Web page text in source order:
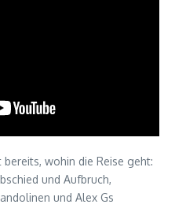
wohin die Reise geht:
und Aufbruch,
und Alex Gs